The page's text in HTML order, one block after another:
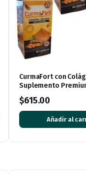
CurmaFort con
Suplemento
de 3 Cajas, 90
$615.00
Añadir al